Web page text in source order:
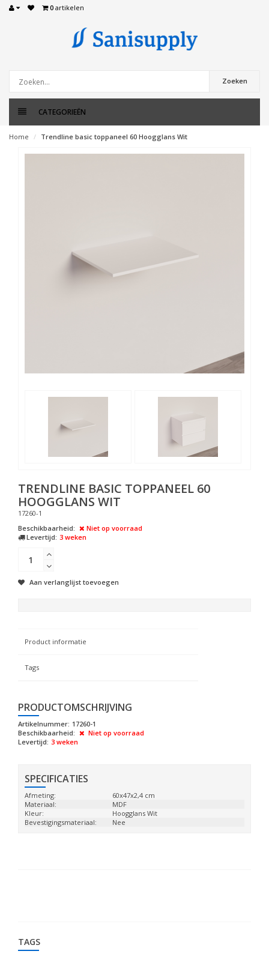
0 artikelen
Zoeken
CATEGORIEËN
Home Trendline basic toppaneel 60 Hoogglans Wit
TRENDLINE BASIC TOPPANEEL 60
HOOGGLANS WIT
17260-1
Beschikbaarheid:
Niet op voorraad
Levertijd: 3 weken
Aan verlanglijst toevoegen
Product informatie
Tags
PRODUCTOMSCHRIJVING
Artikelnummer: 17260-1
Beschikbaarheid:
Niet op voorraad
Levertijd: 3 weken
SPECIFICATIES
Afmeting:
60x47x2,4 cm
Materiaal:
MDF
Kleur:
Hoogglans Wit
Bevestigingsmateriaal:
Nee
TAGS